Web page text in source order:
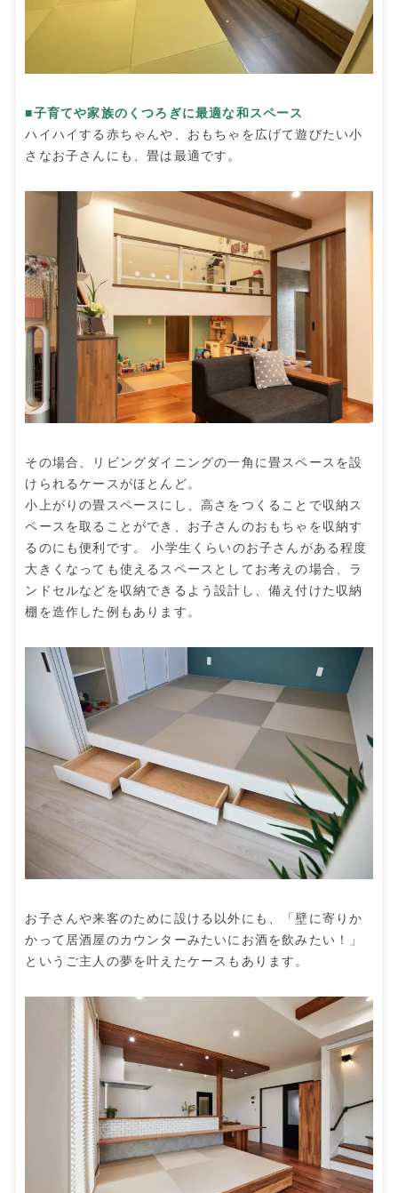
■子育てや家族のくつろぎに最適な和スペース
ハイハイする赤ちゃんや、おもちゃを広げて遊びたい小
さなお子さんにも、畳は最適です。
その場合、リビングダイニングの一角に畳スペースを設
けられるケースがほとんど。
小上がりの畳スペースにし、高さをつくることで収納ス
ペースを取ることができ、お子さんのおもちゃを収納す
るのにも便利です。 小学生くらいのお子さんがある程度
大きくなっても使えるスペースとしてお考えの場合、ラ
ンドセルなどを収納できるよう設計し、備え付けた収納
棚を造作した例もあります。
お子さんや来客のために設ける以外にも、「壁に寄りか
かって居酒屋のカウンターみたいにお酒を飲みたい！」
というご主人の夢を叶えたケースもあります。